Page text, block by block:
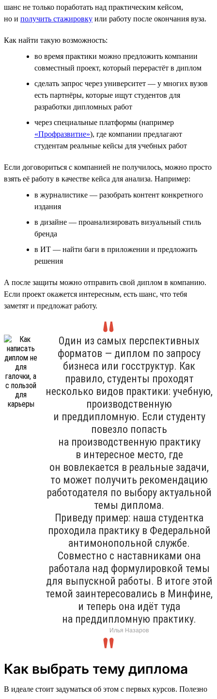
шанс не только поработать над практическим кейсом,
но и получить стажировку или работу после окончания вуза.
Как найти такую возможность:
во время практики можно предложить компании
совместный проект, который перерастёт в диплом
сделать запрос через университет — у многих вузов
есть партнёры, которые ищут студентов для
разработки дипломных работ
через специальные платформы (например
«Профразвитие»), где компании предлагают
студентам реальные кейсы для учебных работ
Если договориться с компанией не получилось, можно просто
взять её работу в качестве кейса для анализа. Например:
в журналистике — разобрать контент конкретного
издания
в дизайне — проанализировать визуальный стиль
бренда
в ИТ — найти баги в приложении и предложить
решения
А после защиты можно отправить свой диплом в компанию.
Если проект окажется интересным, есть шанс, что тебя
заметят и предложат работу.
Один из самых перспективных
форматов — диплом по запросу
бизнеса или госструктур. Как
правило, студенты проходят
несколько видов практики: учебную,
производственную
и преддипломную. Если студенту
повезло попасть
на производственную практику
в интересное место, где
он вовлекается в реальные задачи,
то может получить рекомендацию
работодателя по выбору актуальной
темы диплома.
Приведу пример: наша студентка
проходила практику в Федеральной
антимонопольной службе.
Совместно с наставниками она
работала над формулировкой темы
для выпускной работы. В итоге этой
темой заинтересовались в Минфине,
и теперь она идёт туда
на преддипломную практику.
Илья Назаров
Как выбрать тему диплома
В идеале стоит задуматься об этом с первых курсов. Полезно